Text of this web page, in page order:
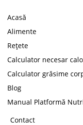
Acasă
Alimente
Rețete
Calculator necesar
Calculator grăsime
Blog
Manual Platformă
Contact